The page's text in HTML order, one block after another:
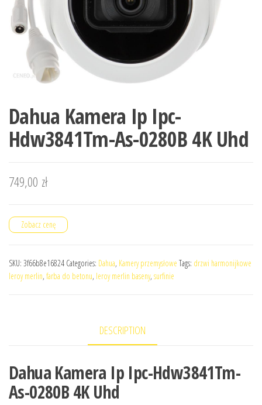
Dahua Kamera Ip Ipc-
Hdw3841Tm-As-0280B 4K Uhd
749,00 zł
Zobacz cenę
SKU: 3f66b8e16824 Categories: Dahua, Kamery przemysłowe Tags: drzwi harmonijkowe
leroy merlin, farba do betonu, leroy merlin baseny, surfinie
DESCRIPTION
Dahua Kamera Ip Ipc-Hdw3841Tm-
As-0280B 4K Uhd